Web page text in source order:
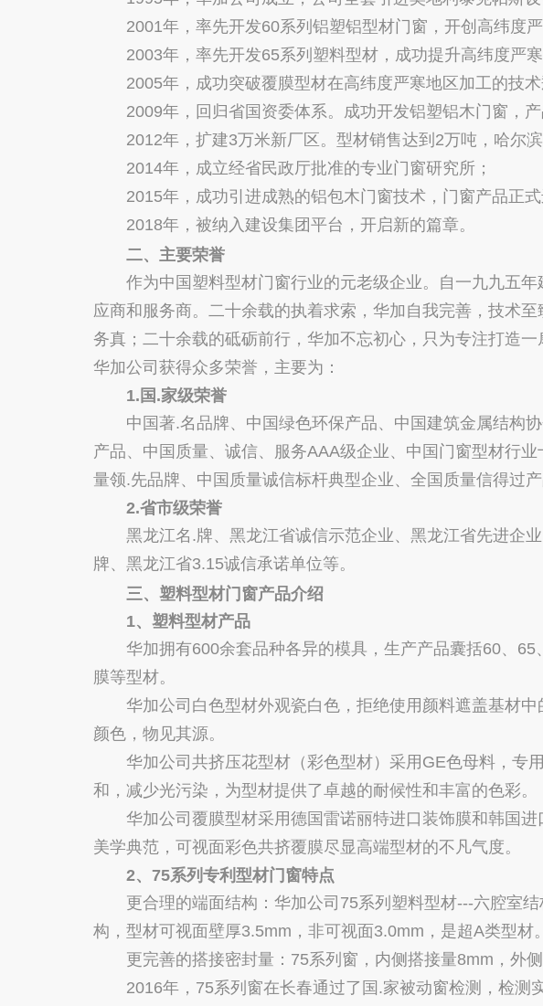
2001年，率先开发60系列铝塑铝型材门窗，开创高纬度严
2003年，率先开发65系列塑料型材，成功提升高纬度严寒
2005年，成功突破覆膜型材在高纬度严寒地区加工的技术
2009年，回归省国资委体系。成功开发铝塑铝木门窗，产
2012年，扩建3万米新厂区。型材销售达到2万吨，哈尔滨
2014年，成立经省民政厅批准的专业门窗研究所；
2015年，成功引进成熟的铝包木门窗技术，门窗产品正式
2018年，被纳入建设集团平台，开启新的篇章。
二、主要荣誉
作为中国塑料型材门窗行业的元老级企业。自一九九五年
应商和服务商。二十余载的执着求索，华加自我完善，技术
务真；二十余载的砥砺前行，华加不忘初心，只为专注打造一
华加公司获得众多荣誉，主要为：
1.国.家级荣誉
中国著.名品牌、中国绿色环保产品、中国建筑金属结构协
产品、中国质量、诚信、服务AAA级企业、中国门窗型材行
量领.先品牌、中国质量诚信标杆典型企业、全国质量信得过产
2.省市级荣誉
黑龙江名.牌、黑龙江省诚信示范企业、黑龙江省先进企业
牌、黑龙江省3.15诚信承诺单位等。
三、塑料型材门窗产品介绍
1、塑料型材产品
华加拥有600余套品种各异的模具，生产产品囊括60、65
膜等型材。
华加公司白色型材外观瓷白色，拒绝使用颜料遮盖基材中
颜色，物见其源。
华加公司共挤压花型材（彩色型材）采用GE色母料，专
和，减少光污染，为型材提供了卓越的耐候性和丰富的色彩。
华加公司覆膜型材采用德国雷诺丽特进口装饰膜和韩国进
美学典范，可视面彩色共挤覆膜尽显高端型材的不凡气度。
2、75系列专利型材门窗特点
更合理的端面结构：华加公司75系列塑料型材---六腔室结
构，型材可视面壁厚3.5mm，非可视面3.0mm，是超A类型材。
更完善的搭接密封量：75系列窗，内侧搭接量8mm，外侧
2016年，75系列窗在长春通过了国.家被动窗检测，检测